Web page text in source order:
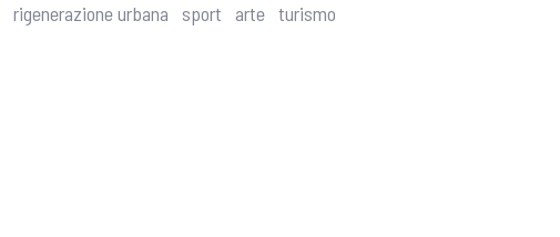
rigenerazione urbana sport arte turismo